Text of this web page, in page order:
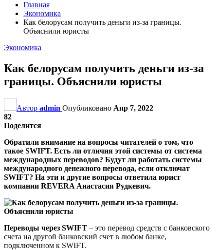
Главная
Экономика
Как белорусам получить деньги из-за границы.
Объяснили юристы
Экономика
Как белорусам получить деньги из-за
границы. Объяснили юристы
Автор admin Опубликовано Апр 7, 2022
82
Поделится
Обратили внимание на вопросы читателей о том, что
такое SWIFT. Есть ли отличия этой системы от система
международных переводов? Будут ли работать системы
международного денежного перевода, если отключат
SWIFT? На эти и другие вопросы ответила юрист
компании REVERA Анастасия Рудкевич.
Переводы через SWIFT – это перевод средств с банковского
счета на другой банковский счет в любом банке,
подключенном к SWIFT.